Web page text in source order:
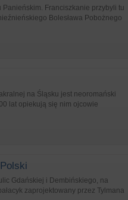
Panieńskim. Franciszkanie przybyli tu
Bolesława Pobożnego
na Śląsku jest neoromański
lat opiekują się nim ojcowie
Gdańskiej i Dembińskiego, na
zaprojektowany przez Tylmana